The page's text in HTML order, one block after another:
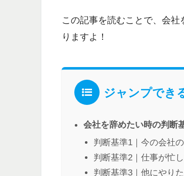
この記事を読むことで、会
りますよ！
ジャンプでき
会社を辞めたい時の判断
判断基準1｜今の会社
判断基準2｜仕事が忙
判断基準3｜他にやり